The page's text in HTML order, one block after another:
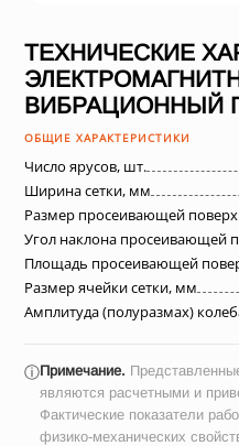
ТЕХНИЧЕСКИЕ
ВИБРАЦИОННЫЙ
ОБЩИЕ ХАРАКТЕРИСТИКИ
Число ярусов, шт.
Ширина сетки, мм
Размер просеивающей
Угол наклона просеивающей
Площадь просеивающей
Размер ячейки сетки, мм
Амплитуда (полуразмах)
ⓘПримечание.
являются расчетными и
Фактические показатели
физико-механических